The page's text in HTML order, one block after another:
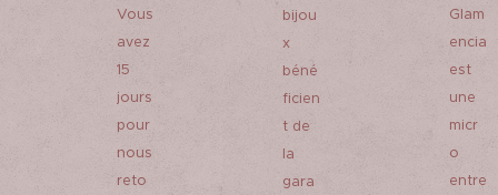
Vous
avez
15
jours
pour
nous
reto
bijou
x
béné
ficien
t de
la
gara
Glam
encia
est
une
micr
o
entre